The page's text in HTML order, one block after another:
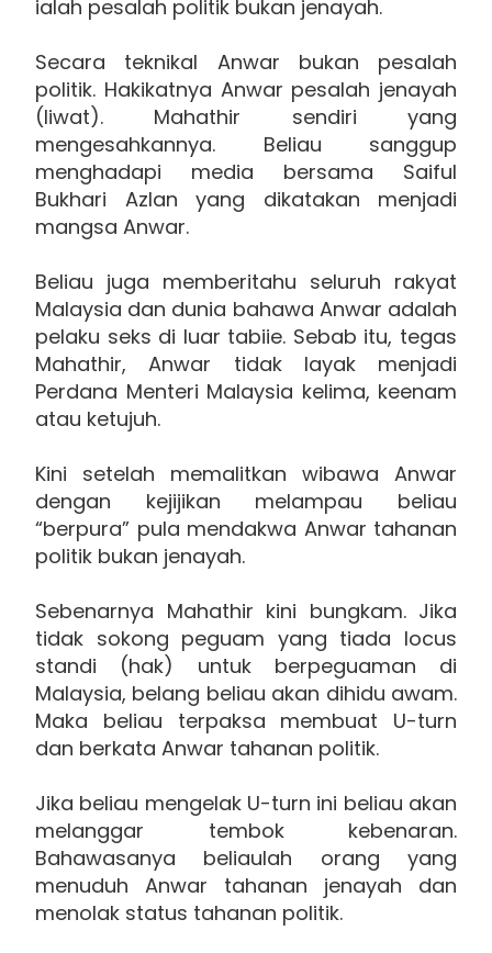
ialah pesalah politik bukan jenayah.
Secara teknikal Anwar bukan pesalah
politik. Hakikatnya Anwar pesalah jenayah
(liwat). Mahathir sendiri yang
mengesahkannya. Beliau sanggup
menghadapi media bersama Saiful
Bukhari Azlan yang dikatakan menjadi
mangsa Anwar.
Beliau juga memberitahu seluruh rakyat
Malaysia dan dunia bahawa Anwar adalah
pelaku seks di luar tabiie. Sebab itu, tegas
Mahathir, Anwar tidak layak menjadi
Perdana Menteri Malaysia kelima, keenam
atau ketujuh.
Kini setelah memalitkan wibawa Anwar
dengan kejijikan melampau beliau
“berpura” pula mendakwa Anwar tahanan
politik bukan jenayah.
Sebenarnya Mahathir kini bungkam. Jika
tidak sokong peguam yang tiada locus
standi (hak) untuk berpeguaman di
Malaysia, belang beliau akan dihidu awam.
Maka beliau terpaksa membuat U-turn
dan berkata Anwar tahanan politik.
Jika beliau mengelak U-turn ini beliau akan
melanggar tembok kebenaran.
Bahawasanya beliaulah orang yang
menuduh Anwar tahanan jenayah dan
menolak status tahanan politik.